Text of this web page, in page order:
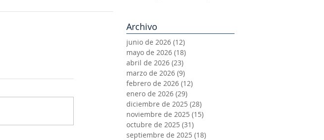
Archivo
junio de 2026 (12)
mayo de 2026 (18)
abril de 2026 (23)
marzo de 2026 (9)
febrero de 2026 (12)
enero de 2026 (29)
diciembre de 2025 (28)
noviembre de 2025 (15)
octubre de 2025 (31)
septiembre de 2025 (18)